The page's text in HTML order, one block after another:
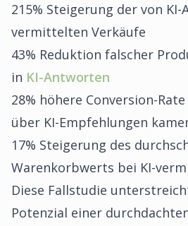
215% Steigerung der von KI-
vermittelten Verkäufe
43% Reduktion falscher
in KI-Antworten
28% höhere Conversion-
über KI-Empfehlungen
17% Steigerung des
Warenkorbwerts bei KI-
Diese Fallstudie
Potenzial einer